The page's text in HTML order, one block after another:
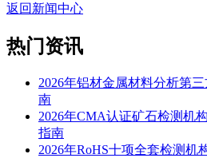
返回新闻中心
热门资讯
2026年铝材金属材料分析第
南
2026年CMA认证矿石检测机
指南
2026年RoHS十项全套检测机